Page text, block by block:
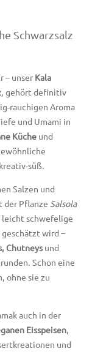
Schwarzsalz
– unserKala
, gehört definitiv
rauchigen Aroma
und Umami in
Küche und
süß.
Salzen und
der Pflanze Salsola
schwefelige
wird –
Chutneysund
Schon eine
ohne sie zu
auch in der
Eisspeisen,
und